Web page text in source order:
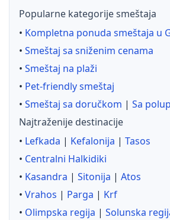
Popularne kategorije smeštaja
• Kompletna ponuda smeštaja u
• Smeštaj sa sniženim cenama
• Smeštaj na plaži
• Pet-friendly smeštaj
• Smeštaj sa doručkom | Sa
Najtraženije destinacije
• Lefkada | Kefalonija | Tasos
• Centralni Halkidiki
• Kasandra | Sitonija | Atos
• Vrahos | Parga | Krf
• Olimpska regija | Solunska